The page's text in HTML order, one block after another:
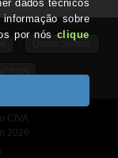
Quem Somos
CIVA
2026